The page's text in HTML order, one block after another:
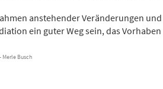
anstehender Veränderungen
ein guter Weg sein, das
Merle Busch